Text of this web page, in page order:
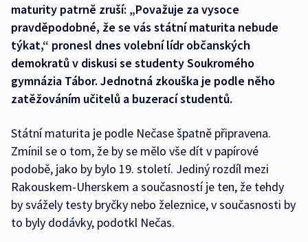
maturity patrně zruší: „Považuje za vysoce
pravděpodobné, že se vás státní maturita nebude
týkat,“ pronesl dnes volební lídr občanských
demokratů v diskusi se studenty Soukromého
gymnázia Tábor. Jednotná zkouška je podle něho
zatěžováním učitelů a buzerací studentů.
Státní maturita je podle Nečase špatně připravena.
Zmínil se o tom, že by se mělo vše dít v papírové
podobě, jako by bylo 19. století. Jediný rozdíl mezi
Rakouskem-Uherskem a současností je ten, že tehdy
by svážely testy bryčky nebo železnice, v současnosti by
to byly dodávky, podotkl Nečas.